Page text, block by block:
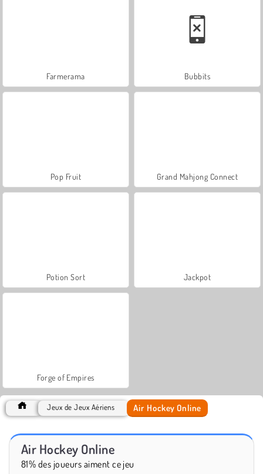
Farmerama Bubbits
Pop Fruit Grand Mahjong Connect
Potion Sort Jackpot
Forge of Empires
Jeux de Jeux Aériens Air Hockey Online
Air Hockey Online
81% des joueurs aiment ce jeu